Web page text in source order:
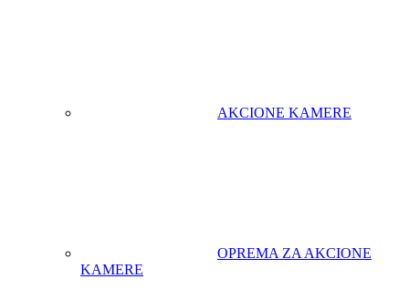
AKCIONE KAMERE
OPREMA ZA AKCIONE
KAMERE